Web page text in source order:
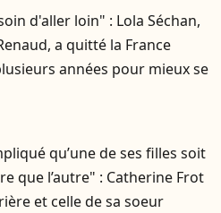
d'aller loin" : Lola Séchan,
a quitté la France
années pour mieux se
qu’une de ses filles soit
que l’autre" : Catherine Frot
et celle de sa soeur